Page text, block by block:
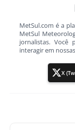
MetSul.com é a
MetSul
jornalistas. Você
interagir em
X